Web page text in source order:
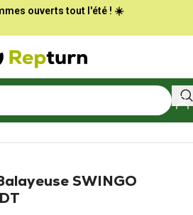
ouverts tout l'été ! ☀️
SWINGO